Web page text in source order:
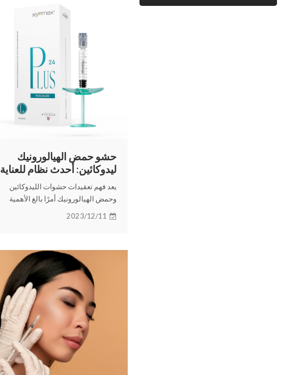
حشو حمض الهيالورونيك
ليدوكائين: أحدث نظام للعناية
بالبشرة أساسي
يعد فهم تعقيدات حشوات الليدوكائين
وحمض الهيالورونيك أمرًا بالغ الأهمية
لفهم التأثيرات التآزرية التي تحدثها عند
2023/12/11